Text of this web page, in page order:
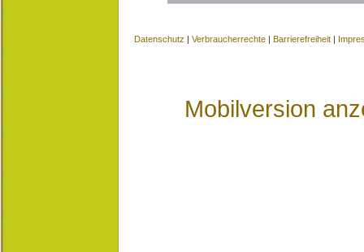
Datenschutz | Verbraucherrechte | Barrierefreiheit |
Mobilversion